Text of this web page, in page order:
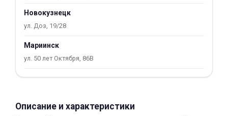
Новокузнецк
ул. Доз, 19/28
Мариинск
ул. 50 лет Октября, 86В
Описание и характеристики